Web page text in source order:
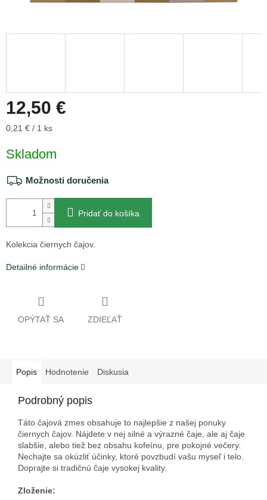
12,50 €
Jednotková
0,21 € / 1 ks
Skladom
Možnosti doručenia
Pridať do košíka
Kolekcia čiernych čajov.
Detailné informácie
OPÝTAŤ SA ZDIEĽAŤ
Popis Hodnotenie Diskusia
Podrobný popis
Táto čajová zmes obsahuje to najlepšie z našej ponuky
čiernych čajov. Nájdete v nej silné a výrazné čaje, ale aj čaje
slabšie, alebo tiež bez obsahu kofeínu, pre pokojné večery.
Nechajte sa okúzliť účinky, ktoré povzbudí vašu myseľ i telo.
Doprajte si tradičnú čaje vysokej kvality.
Zloženie: